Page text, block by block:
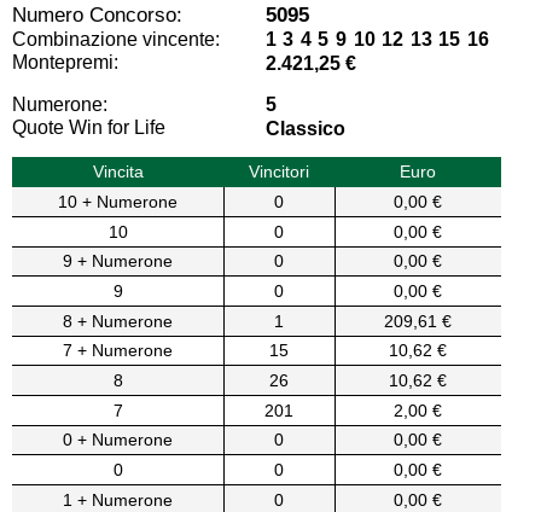
Numero Concorso: 5095
Combinazione vincente:
1 3 4 5 9 10 12 13 15 16
Montepremi:
2.421,25 €
Numerone:
5
Quote Win for Life
Classico
Vincita Vincitori
Euro
10 + Numerone
0
0,00 €
10
0
0,00 €
9 + Numerone
0
0,00 €
9
0
0,00 €
8 + Numerone
1
209,61 €
7 + Numerone
15
10,62 €
8
26
10,62 €
7
201
2,00 €
0 + Numerone
0
0,00 €
0
0
0,00 €
1 + Numerone
0
0,00 €